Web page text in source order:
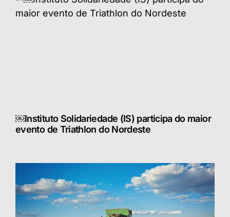
￼Instituto Solidariedade (IS) participa do maior
evento de Triathlon do Nordeste